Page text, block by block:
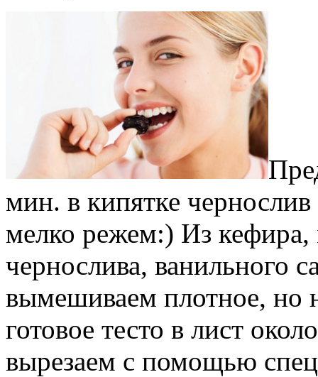
мин. в кипятке
мелко режем:) Из кефира,
чернослива, ванильного
вымешиваем плотное, но
готовое тесто в лист
вырезаем с помощью